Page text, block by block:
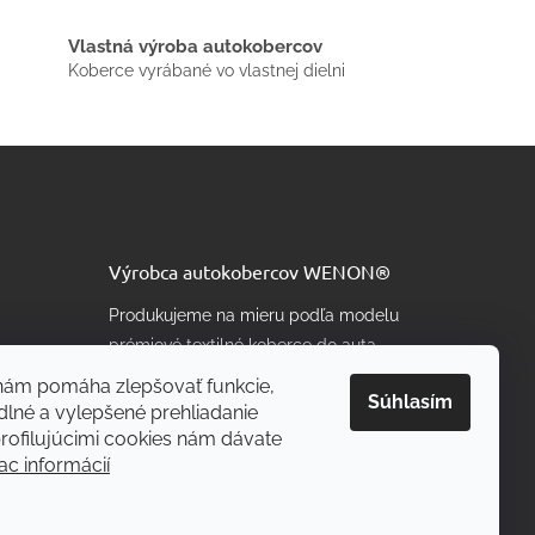
pomáha zlepšovať funkcie,
a vylepšené prehliadanie
cookies nám dávate
informácií
Súhlasím
Vlastná výroba autokobercov
Koberce vyrábané vo vlastnej dielni
Výrobca autokobercov WENON®
Produkujeme na mieru podľa modelu
prémiové textilné koberce do auta
aj s možnosťou personalizácie farby
a vyšitia nápisu alebo loga firmy